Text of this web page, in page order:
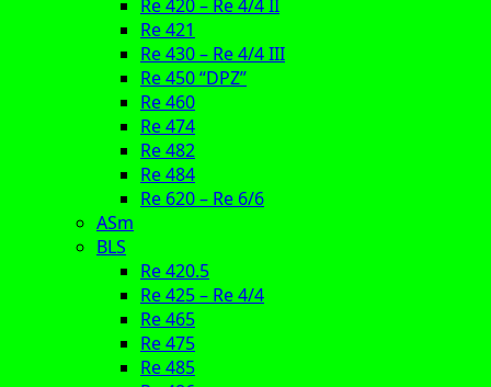
Re 420 – Re 4/4 II
Re 421
Re 430 – Re 4/4 III
Re 450 “DPZ”
Re 460
Re 474
Re 482
Re 484
Re 620 – Re 6/6
ASm
BLS
Re 420.5
Re 425 – Re 4/4
Re 465
Re 475
Re 485